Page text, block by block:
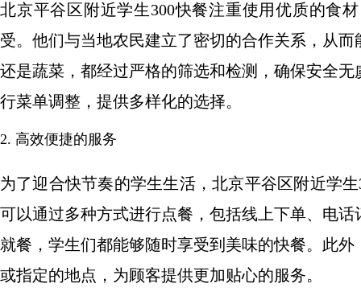
北京平谷区附近学生300快餐注重使用优质的食
受。他们与当地农民建立了密切的合作关系，从
还是蔬菜，都经过严格的筛选和检测，确保安全
行菜单调整，提供多样化的选择。
2. 高效便捷的服务
为了迎合快节奏的学生生活，北京平谷区附近学
可以通过多种方式进行点餐，包括线上下单、电
就餐，学生们都能够随时享受到美味的快餐。此
或指定的地点，为顾客提供更加贴心的服务。